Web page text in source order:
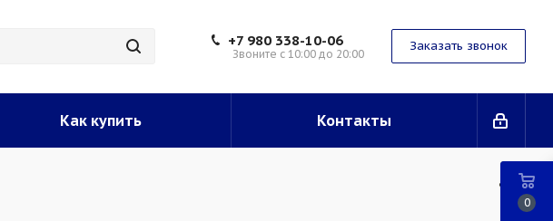
+7 980 338-10-06
Звоните с 10:00 до 20:00
Заказать звонок
Как купить Контакты
0